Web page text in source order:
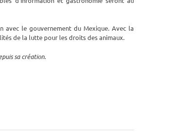
avec le gouvernement du Mexique. Avec la
de la lutte pour les droits des animaux.
sa création.